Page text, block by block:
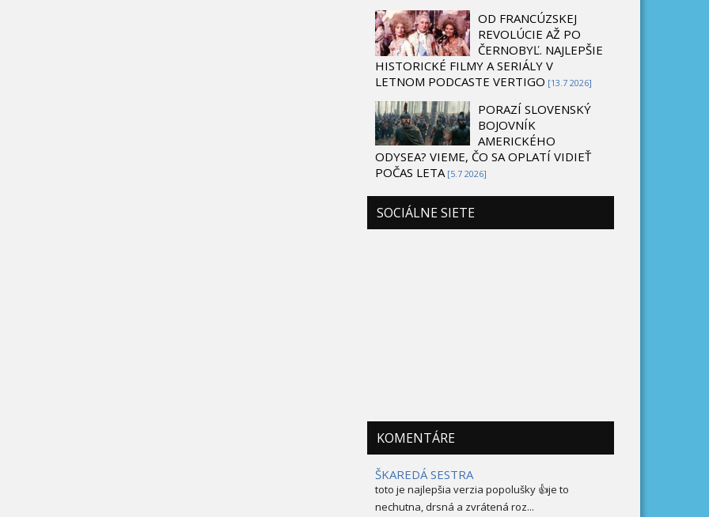
OD FRANCÚZSKEJ
REVOLÚCIE AŽ PO
ČERNOBYĽ. NAJLEPŠIE
HISTORICKÉ FILMY A SERIÁLY V
LETNOM PODCASTE VERTIGO [13.7 2026]
PORAZÍ SLOVENSKÝ
BOJOVNÍK
AMERICKÉHO
ODYSEA? VIEME, ČO SA OPLATÍ VIDIEŤ
POČAS LETA [5.7 2026]
SOCIÁLNE SIETE
KOMENTÁRE
ŠKAREDÁ SESTRA
toto je najlepšia verzia popolušky 👍je to
nechutna, drsná a zvrátená roz...